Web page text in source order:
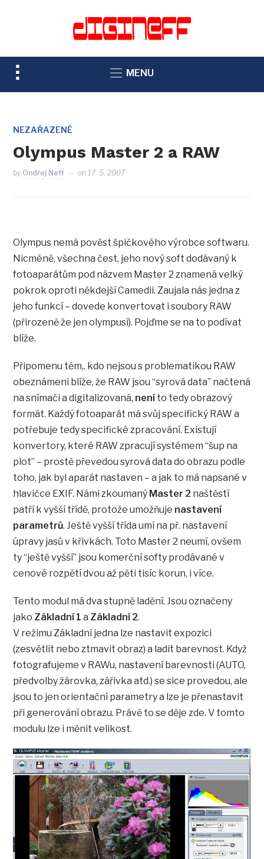
TOGGLE
SIDEBAR
NAVIGATION
MENU
NEZAŘAZENÉ
Olympus Master 2 a RAW
by Ondřej Neff on17. 5. 2007
Olympus nemá pověst špičkového výrobce softwaru.
Nicméně, všechna čest, jeho nový soft dodávaný k
fotoaparátům pod názvem Master 2 znamená velký
pokrok oproti někdejší Camedii. Zaujala nás jedna z
jeho funkcí – dovede konvertovat i soubory RAW
(přirozeně že jen olympusí). Pojďme se na to podívat
blíže.
Připomenu těm,. kdo nejsou s problematikou RAW
obeznámeni blíže, že RAW jsou “syrová data” načtená
na snímači a digitalizovaná, neníto tedy obrazový
formát. Každý fotoaparát má svůj specifický RAW a
potřebuje tedy specifické zpracování. Existují
konvertory, které RAW zpracují systémem “šup na
plot” – prostě převedou syrová data do obrazu podle
toho, jak byl aparát nastaven – a jak to má napsané v
hlavičce EXIF. Námi zkoumaný Master 2 naštěstí
patří k vyšší třídě, protože umožňuje nastavení
parametrů. Ještě vyšší třída umí na př. nastavení
úpravy jasů v křivkách. Toto Master 2 neumí, ovšem
ty “ještě vyšší” jsou komerční softy prodávané v
cenové rozpětí dvou až pěti tisíc korun, i více.
Tento modul má dva stupně ladění. Jsou označeny
jako Základní 1 a Základní 2.
V režimu Základní jedna lze nastavit expozici
(zesvětlit nebo ztmavit obraz) a ladit barevnost. Když
fotografujeme v RAWu, nastavení barevnosti (AUTO,
předvolby žárovka, zářivka atd.) se sice provedou, ale
jsou to jen orientační parametry a lze je přenastavit
při generování obrazu. Právě to se děje zde. V tomto
modulu lze i měnit velikost.